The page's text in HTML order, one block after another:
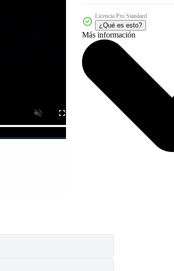
Licencia Pro Standard
¿Qué es esto?
Más información